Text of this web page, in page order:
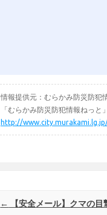
情報提供元：むらかみ防災防犯
「むらかみ防災防犯情報ねっと
http://
Post navigation
← 【安全メール】クマの